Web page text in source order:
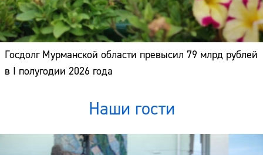
Госдолг Мурманской области превысил 79 млрд рублей
в I полугодии 2026 года
Наши гости